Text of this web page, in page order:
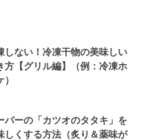
しない！冷凍干物の美味しい
方【グリル編】（例：冷凍ホ
パーの「カツオのタタキ」を
しくする方法（炙り＆薬味が